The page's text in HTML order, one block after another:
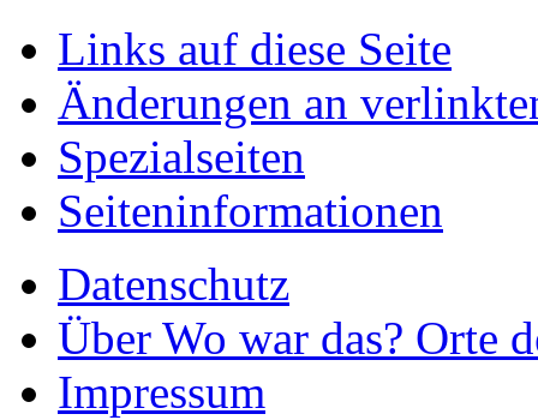
Links auf diese Seite
Änderungen an
Spezialseiten
Seiteninformationen
Datenschutz
Über Wo war das? Orte
Impressum